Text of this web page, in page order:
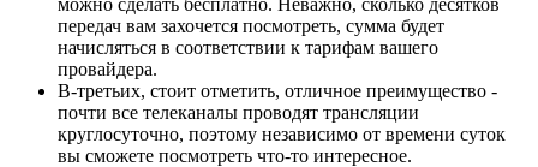
передач вам захочется посмотреть, сумма будет
начисляться в соответствии к тарифам вашего
провайдера.
В-третьих, стоит отметить, отличное преимущество -
почти все телеканалы проводят трансляции
круглосуточно, поэтому независимо от времени суток
вы сможете посмотреть что-то интересное.